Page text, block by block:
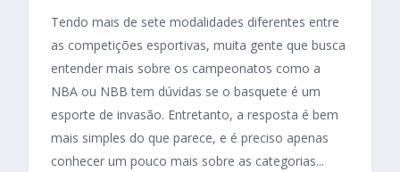
Tendo mais de sete modalidades diferentes entre
as competições esportivas, muita gente que busca
entender mais sobre os campeonatos como a
NBA ou NBB tem dúvidas se o basquete é um
esporte de invasão. Entretanto, a resposta é bem
mais simples do que parece, e é preciso apenas
conhecer um pouco mais sobre as categorias...